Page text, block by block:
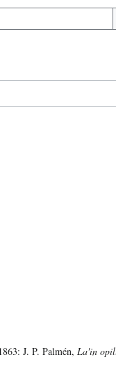
J. P. Palmén, La'in